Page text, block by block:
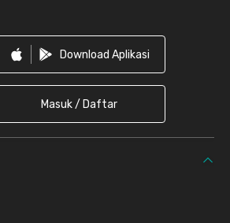
Download Aplikasi
Masuk / Daftar